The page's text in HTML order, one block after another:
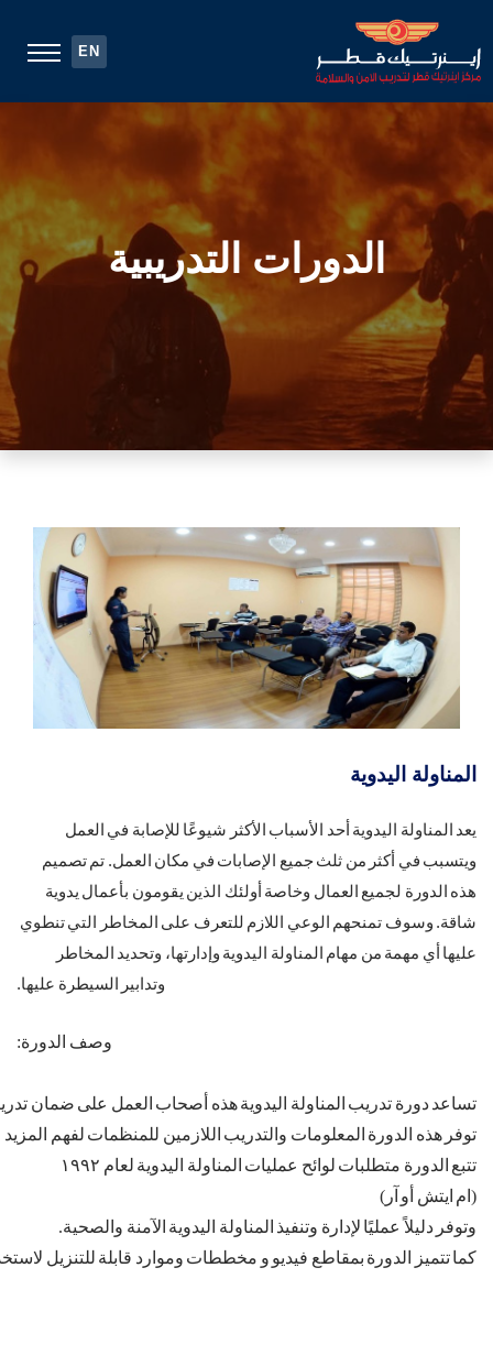
EN
الدورات التدريبية
المناولة اليدوية
يعد المناولة اليدوية أحد الأسباب الأكثر شيوعًا للإصابة في العمل
ويتسبب في أكثر من ثلث جميع الإصابات في مكان العمل. تم تصميم
هذه الدورة لجميع العمال وخاصة أولئك الذين يقومون بأعمال يدوية
شاقة. وسوف تمنحهم الوعي اللازم للتعرف على المخاطر التي تنطوي
عليها أي مهمة من مهام المناولة اليدوية وإدارتها، وتحديد المخاطر
وتدابير السيطرة عليها.
وصف الدورة:
تساعد دورة تدريب المناولة اليدوية هذه أصحاب العمل على ضمان
توفر هذه الدورة المعلومات والتدريب اللازمين للمنظمات لفهم المزيد
تتبع الدورة متطلبات لوائح عمليات المناولة اليدوية لعام
( ام ايتش أو آر)
وتوفر دليلاً عمليًا لإدارة وتنفيذ المناولة اليدوية الآمنة والصحية.
كما تتميز الدورة بمقاطع فيديو و مخططات وموارد قابلة للتنزيل